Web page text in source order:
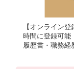
【オンライン
時間に登録可能
履歴書・職務経